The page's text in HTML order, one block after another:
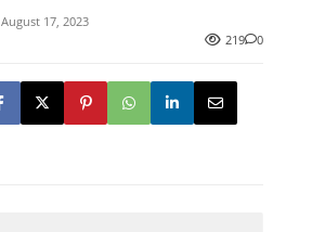
August 17, 2023
219
0